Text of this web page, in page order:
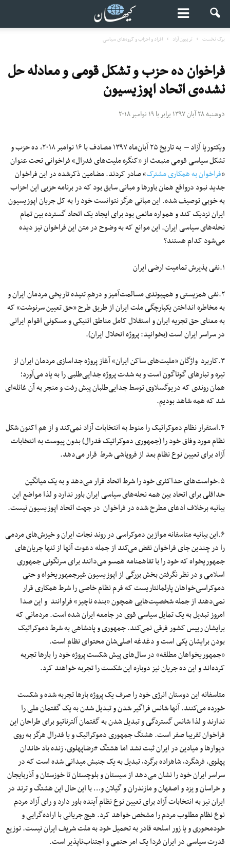
برگ نخست تریبون آزاد افراد و احزاب و گروه‌های سیاسی
فراخوان ده حزب و تشکل قومی و معادله حل
نشده‌ی اتحاد اپوزیسیون
دوشنبه ۲۸ آبان ۱۳۹۷ برابر با ۱۹ نوامبر ۲۰۱۸
ویکتوریا آزاد – به تاریخ ۲۵ آبان‌ماه ۱۳۹۷ مصادف با ۱۶ نوامبر ۲۰۱۸، ده حزب و
تشکل سیاسی قومی منبعث از «کنگره ملیت‌های فدرال» فراخوانی تحت عنوان
«فراخوان به همکاری مشترک» صادر کردند. مضامین ذکرشده در این فراخوان
جدید نبود درواقع همان باورها و مبانی سابق بود که در برنامه حزبی این احزاب
به خوبی توصیف شده. این مبانی هرگز نتوانست خود را به کل جریان اپوزیسیون
ایران نزدیک کند و همواره مانعی بود برای ایجاد یک اتحاد گسترده بین تمام
نحله‌های سیاسی ایران. این موانع که به وضوح در متن این فراخوان نیز دیده
می‌شود کدام هستند؟
۱.نفی پذیرش تمامیت ارضی ایران
۲.نفی همزیستی و همپیوندی مسالمت‌آمیز و درهم تنیده تاریخی مردمان ایران و
به مخاطره انداختن یکپارچگی ملت ایران از طریق طرح «حق تعیین سرنوشت» که
به معنای حق تجزیه ایران و استقلال کامل مناطق اتنیکی و مسکونی اقوام ایرانی
در سراسر ایران است (بخوانید: پروژه انحلال ایران).
۳.کاربرد واژگان «ملیت‌های ساکن ایران» آغاز پروژه جداسازی مردمان ایران از
تیره و تبارهای گوناگون است ‌و به شدت پروژه جدایی‌طلبی را به یاد می‌آورد؛
همان روندی که دریوگسلاوی توسط جدایی‌طلبان پیش رفت و منجر به آن غائله‌ای
شد که همه شاهد بودیم.
۴.استقرار نظام دموکراتیک را منوط به انتخابات آزاد نمی‌کند و از هم اکنون شکل
نظام مورد وفاق خود را (جمهوری دموکراتیک فدرال) بدون پیوست به انتخابات
آزاد برای تعیین نوع نظام بعد از فروپاشی شرط قرار می‌دهد.
۵.خواست‌های حداکثری خود را شرط اتحاد قرار می‌دهد و به یک میانگین
حداقلی برای اتحاد بین همه نحله‌های سیاسی ایران باور ندارد و لذا مواضع این
بیانیه برخلاف ادعای مطرح شده در فراخوان در جهت اتحاد اپوزیسیون نیست.
۶.این بیانیه متاسفانه موازین دموکراسی در روند نجات ایران و خیزش‌های مردمی
را در چندین جای فراخوان نقض می‌کند از جمله دعوت آنها از تنها جریان‌های
جمهوریخواه که خود را با تفاهمنامه همسو می‌دانند برای سرنگونی جمهوری
اسلامی و در نظر نگرفتن بخش بزرگی از اپوزیسیون غیرجمهوریخواه و حتی
دموکراسی‌خواهان پارلمانتاریست که فرم نظام خاصی را شرط همکاری قرار
نمی‌دهند از جمله شخصیت‌هایی همچون «بنده ناچیز» فراوانند و این صدا
امروز تبدیل به یک تمایل سیاسی قوی در جامعه ایران شده است. مردمانی که
برایشان رییس کشور فرقی نمی‌کند. جمهوری و پادشاهی به شرط دموکراتیک
بودن برایشان یکی است و دغدغه اصلی‌شان محتوای نظام است.
«جمهوریخواهان مطلقه» در سال‌های پیش شکست پروژه خود را بارها تجربه
کرده‌اند و این ده جریان نیز دوباره این شکست را تجربه خواهند کرد.
متاسفانه این دوستان انرژی خود را صرف یک پروژه بارها تجربه شده و شکست
خورده می‌کنند. آنها شانس فراگیر شدن و تبدیل شدن به یک گفتمان ملی را
ندارند و لذا شانس گستردگی و تبدیل شدن به گفتمان آلترناتیو برای طراحان این
فراخوان تقریبا صفر است. هشتگ جمهوری دموکراتیک و یا فدرال هرگز به روی
دیوارها و میادین در ایران ثبت نشد اما هشتگ #رضاپهلوی، زنده باد خاندان
پهلوی، فرشگرد، شاهزاده برگرد، تبدیل به یک جنبش میدانی شده است که در
سراسر ایران خود را نشان می‌دهد از سیستان و بلوچستان تا خوزستان و آذربایجان
و خراسان و یزد و اصفهان و مازندران و گیلان و… با این حال این هشتگ و ترند در
ایران نیز به انتخابات آزاد برای تعیین نوع نظام آینده باور دارد و رای آزاد مردم
نوع نظام مطلوب مردم را مشخص خواهد کرد. هیچ جریانی با اراده‌گرایی و
خودمحوری و یا زور اسلحه قادر به تحمیل خود به ملت شریف ایران نیست. توزیع
قدرت سیاسی در ایران فردا یک امر حتمی و اجتناب‌ناپذیر است.